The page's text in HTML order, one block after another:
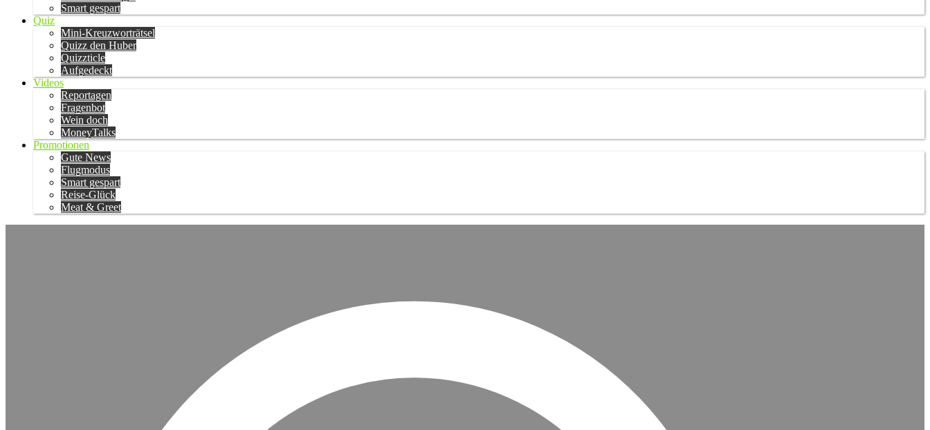
Smart gespart
Quiz
Mini-Kreuzworträtsel
Quizz den Huber
Quizzticle
Aufgedeckt
Videos
Reportagen
Fragenbot
Wein doch
MoneyTalks
Promotionen
Gute News
Flugmodus
Smart gespart
Reise-Glück
Meat & Greet